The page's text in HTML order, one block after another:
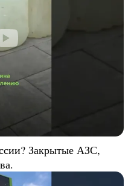
Закрытые АЗС,